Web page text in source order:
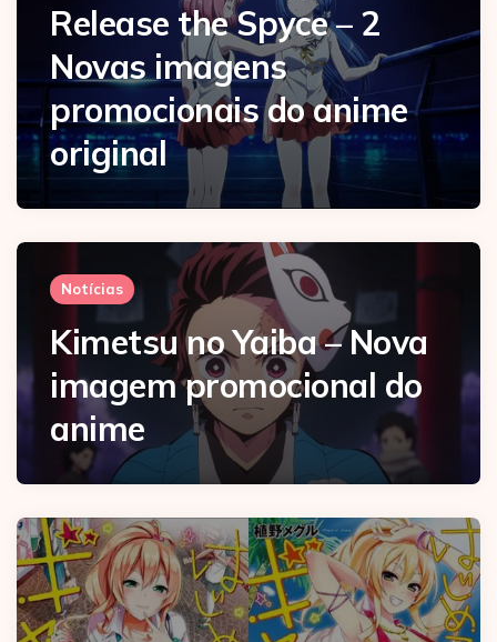
Release the Spyce – 2
Novas imagens
promocionais do anime
original
Notícias
Kimetsu no Yaiba – Nova
imagem promocional do
anime